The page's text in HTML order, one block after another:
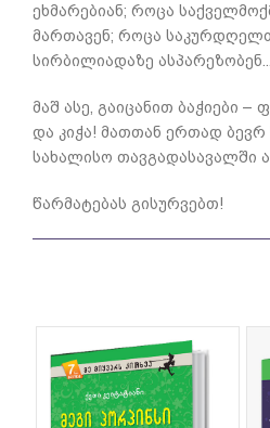
ეხმარებიან; როცა
მართავენ; როცა
სირბილიადაზე ასპარეზობენ...
მაშ ასე, გაიცანით ბაჭიები –
და კიჭა! მათთან ერთად ბევრ
სახალისო თავგადასავალში
წარმატებას გისურვებთ!